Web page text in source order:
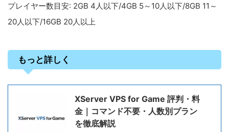
プレイヤー数目安: 2GB 4人以下/4GB 5～10人以下/8GB 11～
20人以下/16GB 20人以上
もっと詳しく
XServer VPS for Game 評判・料
金｜コマンド不要・人数別プラン
を徹底解説